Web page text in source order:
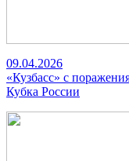
09.04.2026
«Кузбасс» с
Кубка России